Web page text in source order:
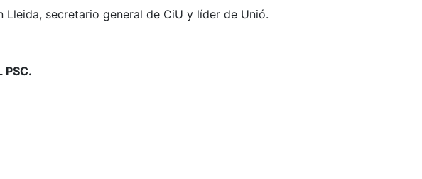
Lleida, secretario general de CiU y líder de Unió.
PSC.